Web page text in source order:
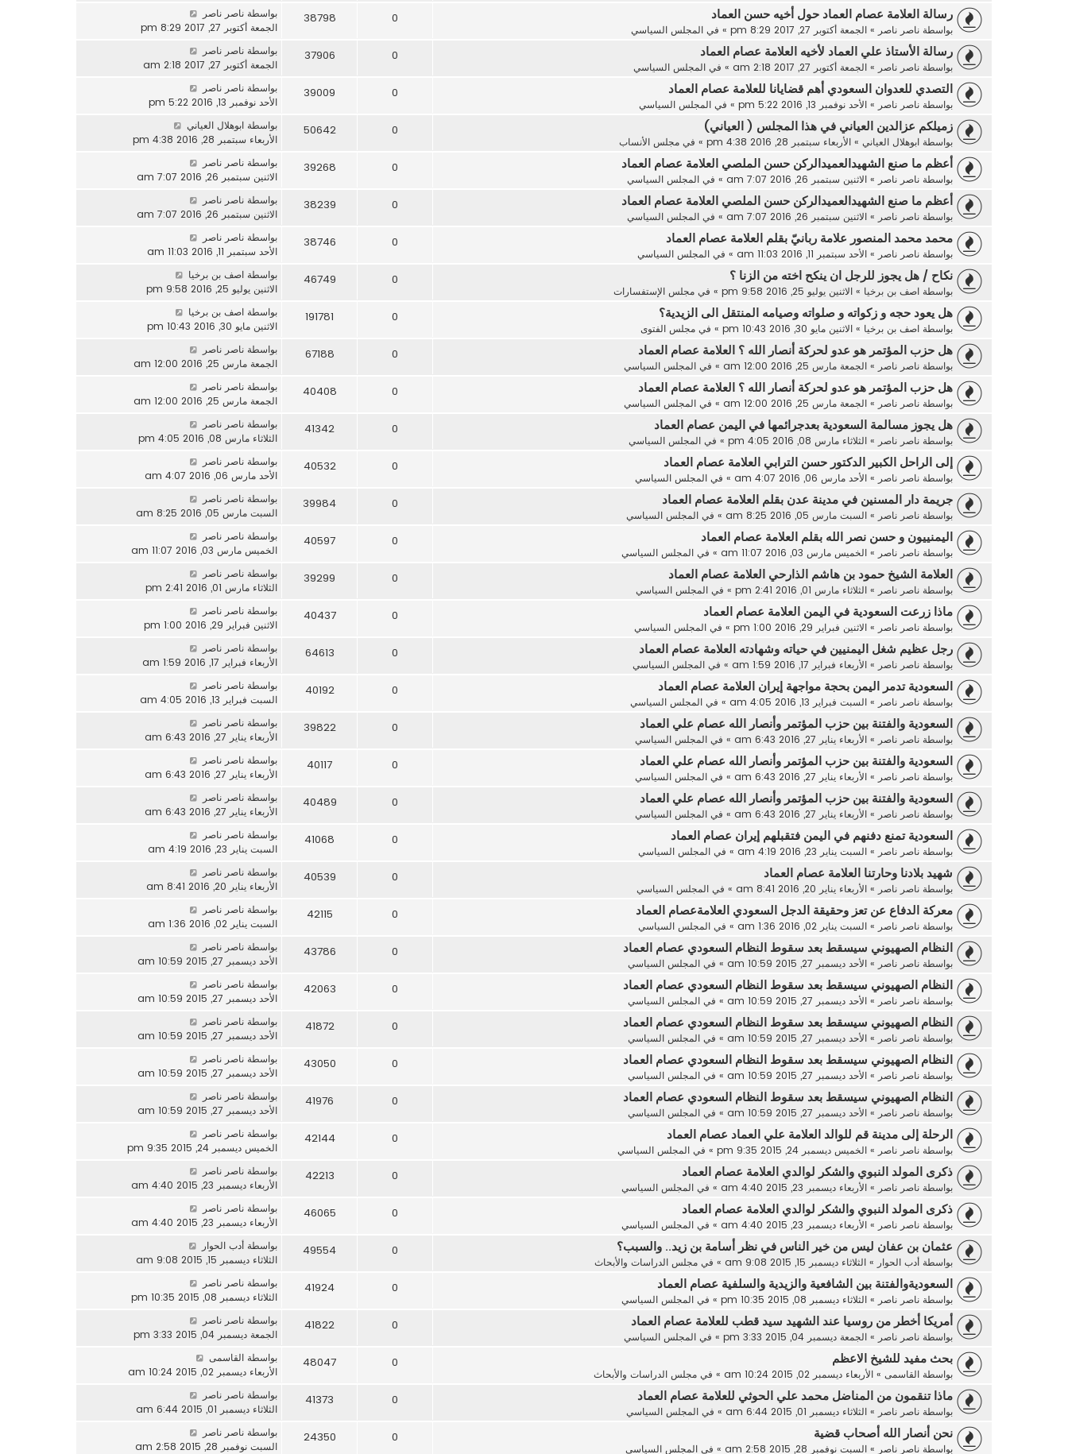
رسالة العلامة عصام العماد حول أخيه حسن العماد
بواسطة ناصر ناصر » الجمعة أكتوبر 27, 2017 8:29 pm » في المجلس السياسي
0
38798 بواسطة ناصر ناصر
الجمعة أكتوبر 27, 2017 8:29 pm
رسالة الأستاذ علي العماد لأخيه العلامة عصام العماد
بواسطة ناصر ناصر » الجمعة أكتوبر 27, 2017 2:18 am » في المجلس السياسي
0
37906 بواسطة ناصر ناصر
الجمعة أكتوبر 27, 2017 2:18 am
التصدي للعدوان السعودي أهم قضايانا للعلامة عصام العماد
بواسطة ناصر ناصر » الأحد نوفمبر 13, 2016 5:22 pm » في المجلس السياسي
0
39009 بواسطة ناصر ناصر
الأحد نوفمبر 13, 2016 5:22 pm
زميلكم عزالدين العياني في هذا المجلس ( العياني)
بواسطة ابوهلال العياني » الأربعاء سبتمبر 28, 2016 4:38 pm » في مجلس الأنساب
0
50642 بواسطة ابوهلال العياني
الأربعاء سبتمبر 28, 2016 4:38 pm
أعظم ما صنع الشهيدالعميدالركن حسن الملصي العلامة عصام العماد
بواسطة ناصر ناصر » الاثنين سبتمبر 26, 2016 7:07 am » في المجلس السياسي
0
39268 بواسطة ناصر ناصر
الاثنين سبتمبر 26, 2016 7:07 am
أعظم ما صنع الشهيدالعميدالركن حسن الملصي العلامة عصام العماد
بواسطة ناصر ناصر » الاثنين سبتمبر 26, 2016 7:07 am » في المجلس السياسي
0
38239 بواسطة ناصر ناصر
الاثنين سبتمبر 26, 2016 7:07 am
محمد محمد المنصور علامة ربانيّ بقلم العلامة عصام العماد
بواسطة ناصر ناصر » الأحد سبتمبر 11, 2016 11:03 am » في المجلس السياسي
0
38746 بواسطة ناصر ناصر
الأحد سبتمبر 11, 2016 11:03 am
نكاح / هل يجوز للرجل ان ينكح اخته من الزنا ؟
بواسطة اصف بن برخيا » الاثنين يوليو 25, 2016 9:58 pm » في مجلس الإستفسارات
0
46749 بواسطة اصف بن برخيا
الاثنين يوليو 25, 2016 9:58 pm
هل يعود حجه و زكواته و صلواته وصيامه المنتقل الى الزيدية؟
بواسطة اصف بن برخيا » الاثنين مايو 30, 2016 10:43 pm » في مجلس الفتوى
0
191781 بواسطة اصف بن برخيا
الاثنين مايو 30, 2016 10:43 pm
هل حزب المؤتمر هو عدو لحركة أنصار الله ؟ العلامة عصام العماد
بواسطة ناصر ناصر » الجمعة مارس 25, 2016 12:00 am » في المجلس السياسي
0
67188 بواسطة ناصر ناصر
الجمعة مارس 25, 2016 12:00 am
هل حزب المؤتمر هو عدو لحركة أنصار الله ؟ العلامة عصام العماد
بواسطة ناصر ناصر » الجمعة مارس 25, 2016 12:00 am » في المجلس السياسي
0
40408 بواسطة ناصر ناصر
الجمعة مارس 25, 2016 12:00 am
هل يجوز مسالمة السعودية بعدجرائمها في اليمن عصام العماد
بواسطة ناصر ناصر » الثلاثاء مارس 08, 2016 4:05 pm » في المجلس السياسي
0
41342 بواسطة ناصر ناصر
الثلاثاء مارس 08, 2016 4:05 pm
إلى الراحل الكبير الدكتور حسن الترابي العلامة عصام العماد
بواسطة ناصر ناصر » الأحد مارس 06, 2016 4:07 am » في المجلس السياسي
0
40532 بواسطة ناصر ناصر
الأحد مارس 06, 2016 4:07 am
جريمة دار المسنين في مدينة عدن بقلم العلامة عصام العماد
بواسطة ناصر ناصر » السبت مارس 05, 2016 8:25 am » في المجلس السياسي
0
39984 بواسطة ناصر ناصر
السبت مارس 05, 2016 8:25 am
اليمنييون و حسن نصر الله بقلم العلامة عصام العماد
بواسطة ناصر ناصر » الخميس مارس 03, 2016 11:07 am » في المجلس السياسي
0
40597 بواسطة ناصر ناصر
الخميس مارس 03, 2016 11:07 am
العلامة الشيخ حمود بن هاشم الذارحي العلامة عصام العماد
بواسطة ناصر ناصر » الثلاثاء مارس 01, 2016 2:41 pm » في المجلس السياسي
0
39299 بواسطة ناصر ناصر
الثلاثاء مارس 01, 2016 2:41 pm
ماذا زرعت السعودية في اليمن العلامة عصام العماد
بواسطة ناصر ناصر » الاثنين فبراير 29, 2016 1:00 pm » في المجلس السياسي
0
40437 بواسطة ناصر ناصر
الاثنين فبراير 29, 2016 1:00 pm
رجل عظيم شغل اليمنيين في حياته وشهادته العلامة عصام العماد
بواسطة ناصر ناصر » الأربعاء فبراير 17, 2016 1:59 am » في المجلس السياسي
0
64613 بواسطة ناصر ناصر
الأربعاء فبراير 17, 2016 1:59 am
السعودية تدمر اليمن بحجة مواجهة إيران العلامة عصام العماد
بواسطة ناصر ناصر » السبت فبراير 13, 2016 4:05 am » في المجلس السياسي
0
40192 بواسطة ناصر ناصر
السبت فبراير 13, 2016 4:05 am
السعودية والفتنة بين حزب المؤتمر وأنصار الله عصام علي العماد
بواسطة ناصر ناصر » الأربعاء يناير 27, 2016 6:43 am » في المجلس السياسي
0
39822 بواسطة ناصر ناصر
الأربعاء يناير 27, 2016 6:43 am
السعودية والفتنة بين حزب المؤتمر وأنصار الله عصام علي العماد
بواسطة ناصر ناصر » الأربعاء يناير 27, 2016 6:43 am » في المجلس السياسي
0
40117 بواسطة ناصر ناصر
الأربعاء يناير 27, 2016 6:43 am
السعودية والفتنة بين حزب المؤتمر وأنصار الله عصام علي العماد
بواسطة ناصر ناصر » الأربعاء يناير 27, 2016 6:43 am » في المجلس السياسي
0
40489 بواسطة ناصر ناصر
الأربعاء يناير 27, 2016 6:43 am
السعودية تمنع دفنهم في اليمن فتقبلهم إيران عصام العماد
بواسطة ناصر ناصر » السبت يناير 23, 2016 4:19 am » في المجلس السياسي
0
41068 بواسطة ناصر ناصر
السبت يناير 23, 2016 4:19 am
شهيد بلادنا وحارتنا العلامة عصام العماد
بواسطة ناصر ناصر » الأربعاء يناير 20, 2016 8:41 am » في المجلس السياسي
0
40539 بواسطة ناصر ناصر
الأربعاء يناير 20, 2016 8:41 am
معركة الدفاع عن تعز وحقيقة الدجل السعودي العلامةعصام العماد
بواسطة ناصر ناصر » السبت يناير 02, 2016 1:36 am » في المجلس السياسي
0
42115 بواسطة ناصر ناصر
السبت يناير 02, 2016 1:36 am
النظام الصهيوني سيسقط بعد سقوط النظام السعودي عصام العماد
بواسطة ناصر ناصر » الأحد ديسمبر 27, 2015 10:59 am » في المجلس السياسي
0
43786 بواسطة ناصر ناصر
الأحد ديسمبر 27, 2015 10:59 am
النظام الصهيوني سيسقط بعد سقوط النظام السعودي عصام العماد
بواسطة ناصر ناصر » الأحد ديسمبر 27, 2015 10:59 am » في المجلس السياسي
0
42063 بواسطة ناصر ناصر
الأحد ديسمبر 27, 2015 10:59 am
النظام الصهيوني سيسقط بعد سقوط النظام السعودي عصام العماد
بواسطة ناصر ناصر » الأحد ديسمبر 27, 2015 10:59 am » في المجلس السياسي
0
41872 بواسطة ناصر ناصر
الأحد ديسمبر 27, 2015 10:59 am
النظام الصهيوني سيسقط بعد سقوط النظام السعودي عصام العماد
بواسطة ناصر ناصر » الأحد ديسمبر 27, 2015 10:59 am » في المجلس السياسي
0
43050 بواسطة ناصر ناصر
الأحد ديسمبر 27, 2015 10:59 am
النظام الصهيوني سيسقط بعد سقوط النظام السعودي عصام العماد
بواسطة ناصر ناصر » الأحد ديسمبر 27, 2015 10:59 am » في المجلس السياسي
0
41976 بواسطة ناصر ناصر
الأحد ديسمبر 27, 2015 10:59 am
الرحلة إلى مدينة قم للوالد العلامة علي العماد عصام العماد
بواسطة ناصر ناصر » الخميس ديسمبر 24, 2015 9:35 pm » في المجلس السياسي
0
42144 بواسطة ناصر ناصر
الخميس ديسمبر 24, 2015 9:35 pm
ذكرى المولد النبوي والشكر لوالدي العلامة عصام العماد
بواسطة ناصر ناصر » الأربعاء ديسمبر 23, 2015 4:40 am » في المجلس السياسي
0
42213 بواسطة ناصر ناصر
الأربعاء ديسمبر 23, 2015 4:40 am
ذكرى المولد النبوي والشكر لوالدي العلامة عصام العماد
بواسطة ناصر ناصر » الأربعاء ديسمبر 23, 2015 4:40 am » في المجلس السياسي
0
46065 بواسطة ناصر ناصر
الأربعاء ديسمبر 23, 2015 4:40 am
عثمان بن عفان ليس من خير الناس في نظر أسامة بن زيد.. والسبب؟
بواسطة أدب الحوار » الثلاثاء ديسمبر 15, 2015 9:08 am » في مجلس الدراسات والأبحاث
0
49554 بواسطة أدب الحوار
الثلاثاء ديسمبر 15, 2015 9:08 am
السعوديةوالفتنة بين الشافعية والزيدية والسلفية عصام العماد
بواسطة ناصر ناصر » الثلاثاء ديسمبر 08, 2015 10:35 pm » في المجلس السياسي
0
41924 بواسطة ناصر ناصر
الثلاثاء ديسمبر 08, 2015 10:35 pm
أمريكا أخطر من روسيا عند الشهيد سيد قطب للعلامة عصام العماد
بواسطة ناصر ناصر » الجمعة ديسمبر 04, 2015 3:33 pm » في المجلس السياسي
0
41822 بواسطة ناصر ناصر
الجمعة ديسمبر 04, 2015 3:33 pm
بحث مفيد للشيخ الاعظم
بواسطة القاسمى » الأربعاء ديسمبر 02, 2015 10:24 am » في مجلس الدراسات والأبحاث
0
48047 بواسطة القاسمى
الأربعاء ديسمبر 02, 2015 10:24 am
ماذا تنقمون من المناضل محمد علي الحوثي للعلامة عصام العماد
بواسطة ناصر ناصر » الثلاثاء ديسمبر 01, 2015 6:44 am » في المجلس السياسي
0
41373 بواسطة ناصر ناصر
الثلاثاء ديسمبر 01, 2015 6:44 am
نحن أنصار الله أصحاب قضية
بواسطة ناصر ناصر » السبت نوفمبر 28, 2015 2:58 am » في المجلس السياسي
0
24350 بواسطة ناصر ناصر
السبت نوفمبر 28, 2015 2:58 am